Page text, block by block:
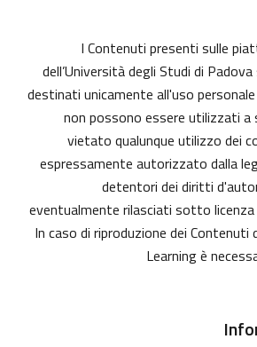
I Contenuti presenti sulle
dell’Università degli Studi di
destinati unicamente all'uso
non possono essere utilizzati a
vietato qualunque utilizzo dei
espressamente autorizzato dalla
detentori dei diritti
eventualmente rilasciati sotto licenza
In caso di riproduzione dei
Learning è